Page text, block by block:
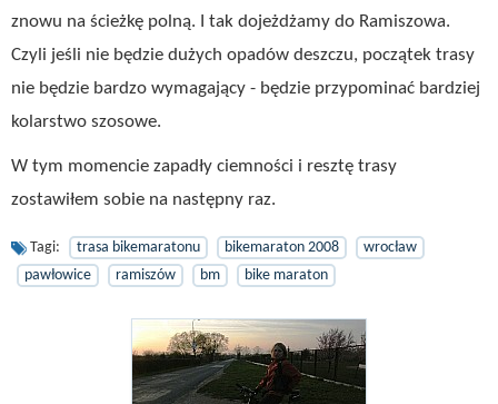
znowu na ścieżkę polną. I tak dojeżdżamy do Ramiszowa.
Czyli jeśli nie będzie dużych opadów deszczu, początek trasy
nie będzie bardzo wymagający - będzie przypominać bardziej
kolarstwo szosowe.
W tym momencie zapadły ciemności i resztę trasy
zostawiłem sobie na następny raz.
Tagi: trasa bikemaratonu bikemaraton 2008
wrocław
pawłowice
ramiszów bm bike maraton